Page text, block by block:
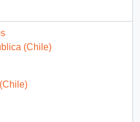
(Chile)